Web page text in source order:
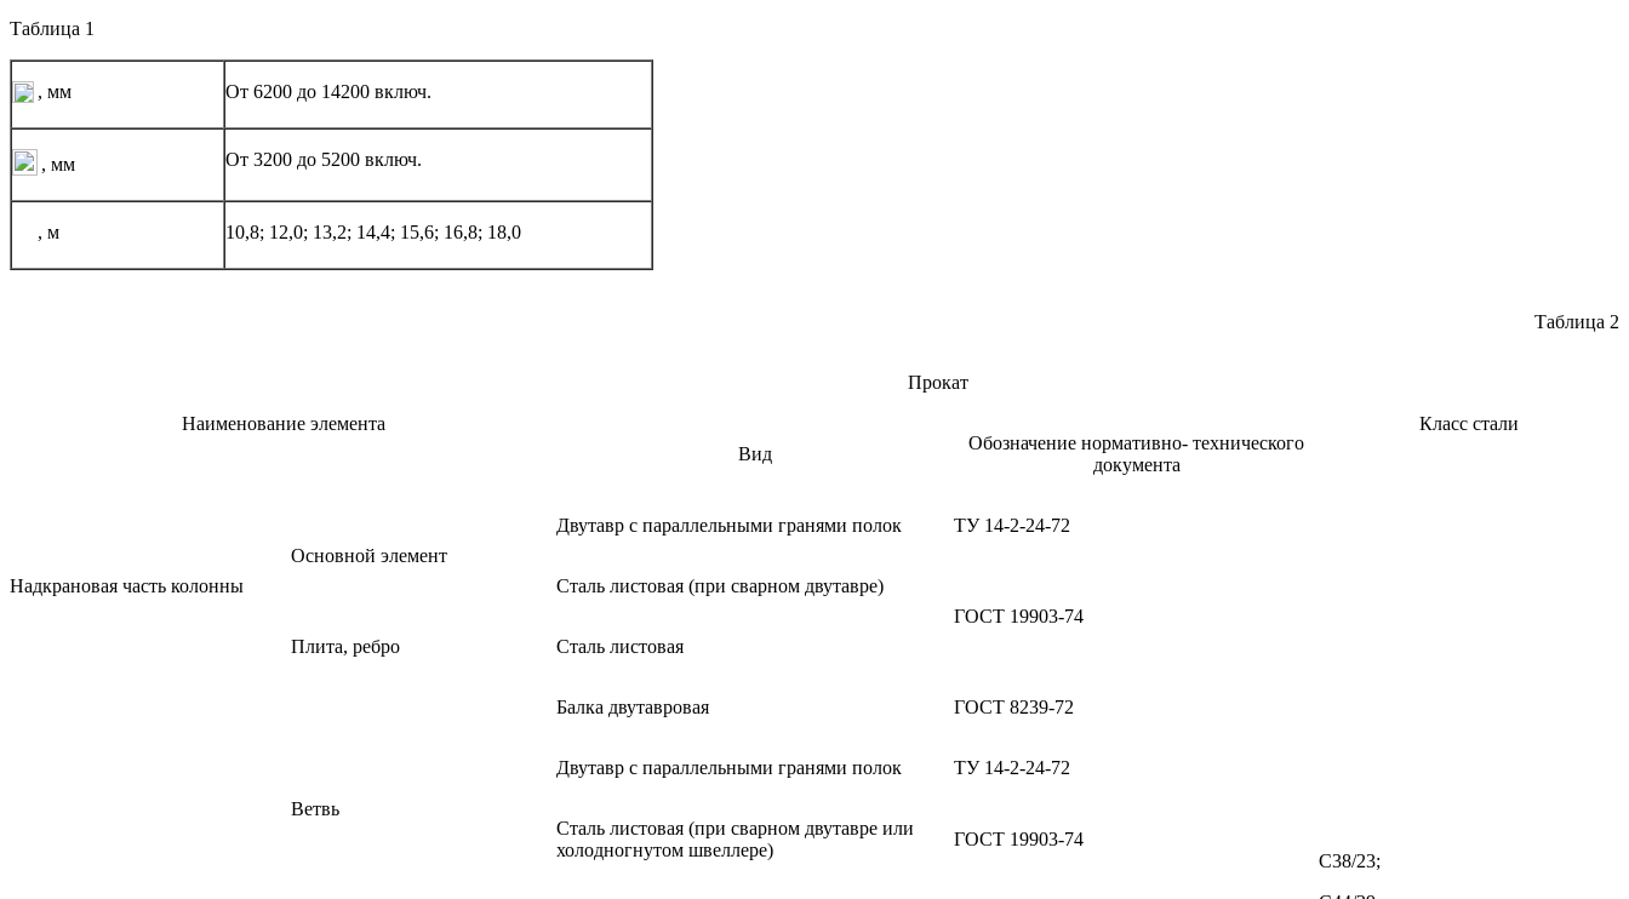
Таблица 1
, мм От 6200 до 14200 включ.
, мм От 3200 до 5200 включ.
, м 10,8; 12,0; 13,2; 14,4; 15,6; 16,8; 18,0
Таблица 2
Наименование элемента
Прокат
Класс стали
Вид
Обозначение нормативно- технического
документа
Надкрановая часть колонны
Основной элемент
Двутавр с параллельными гранями полок ТУ 14-2-24-72
С38/23;
Сталь листовая (при сварном двутавре)
ГОСТ 19903-74
Плита, ребро
Сталь листовая
Ветвь
Балка двутавровая ГОСТ 8239-72
Двутавр с параллельными гранями полок ТУ 14-2-24-72
Сталь листовая (при сварном двутавре или
холодногнутом швеллере)
ГОСТ 19903-74